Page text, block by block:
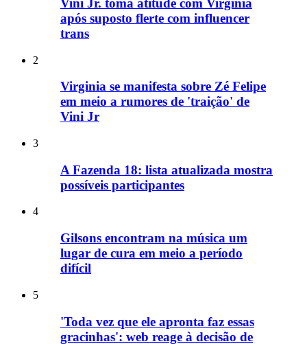
Vini Jr. toma atitude com Virginia
após suposto flerte com influencer
trans
2
Virginia se manifesta sobre Zé Felipe
em meio a rumores de 'traição' de
Vini Jr
3
A Fazenda 18: lista atualizada mostra
possíveis participantes
4
Gilsons encontram na música um
lugar de cura em meio a período
difícil
5
'Toda vez que ele apronta faz essas
gracinhas': web reage à decisão de